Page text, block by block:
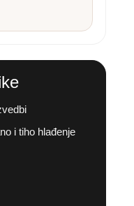
i tiho hlađenje